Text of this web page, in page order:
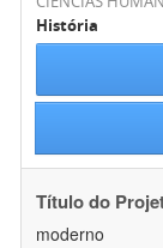
História
Título do
moderno